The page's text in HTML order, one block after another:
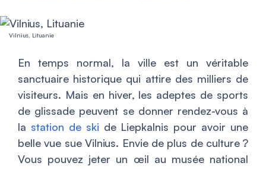
Vilnius, Lituanie
En temps normal, la ville est un véritable
sanctuaire historique qui attire des milliers de
visiteurs. Mais en hiver, les adeptes de sports
de glissade peuvent se donner rendez-vous à
la station de ski de Liepkalnis pour avoir une
belle vue sue Vilnius. Envie de plus de culture ?
Vous pouvez jeter un œil au musée national